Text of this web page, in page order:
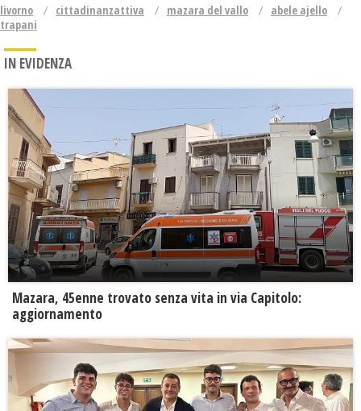
livorno cittadinanzattiva mazara del vallo
abele ajello
trapani
IN EVIDENZA
Mazara, 45enne trovato senza vita in via Capitolo:
aggiornamento